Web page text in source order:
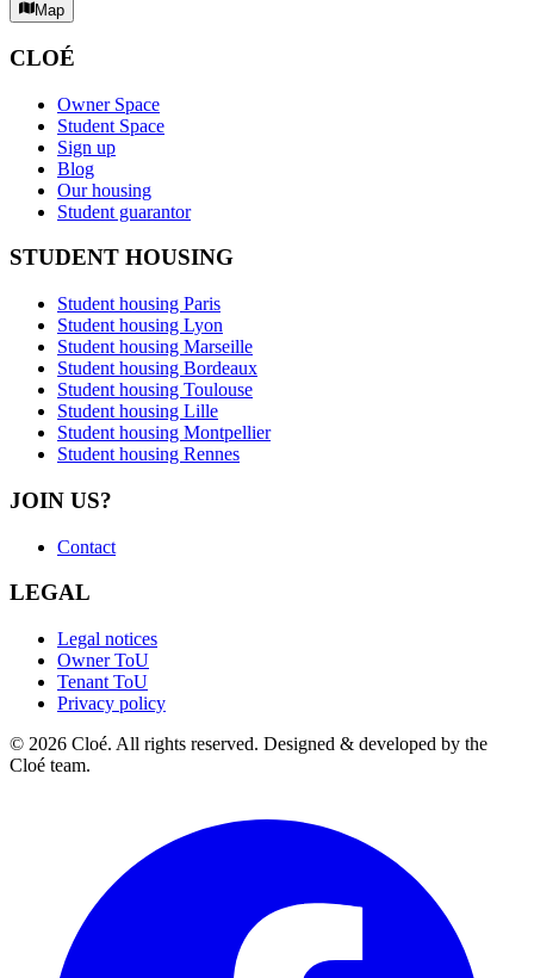
Map
CLOÉ
Owner Space
Student Space
Sign up
Blog
Our housing
Student guarantor
STUDENT HOUSING
Student housing Paris
Student housing Lyon
Student housing Marseille
Student housing Bordeaux
Student housing Toulouse
Student housing Lille
Student housing Montpellier
Student housing Rennes
JOIN US?
Contact
LEGAL
Legal notices
Owner ToU
Tenant ToU
Privacy policy
© 2026 Cloé. All rights reserved. Designed & developed by the
Cloé team.